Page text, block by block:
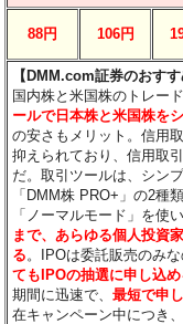
88円 106円
【DMM.com証券のおすす
国内株と米国株のトレー
ールで日本株と米国株を
の安さもメリット。信用
抑えられており、信用取
だ。取引ツールは、シン
「DMM株 PRO+」の2種
「ノーマルモード」を使
まで、あらゆる個人投資
る 。IPOは委託販売のみ
てもIPOの抽選に申し込
期間に迅速で、最短で申
在キャンペーン中につき